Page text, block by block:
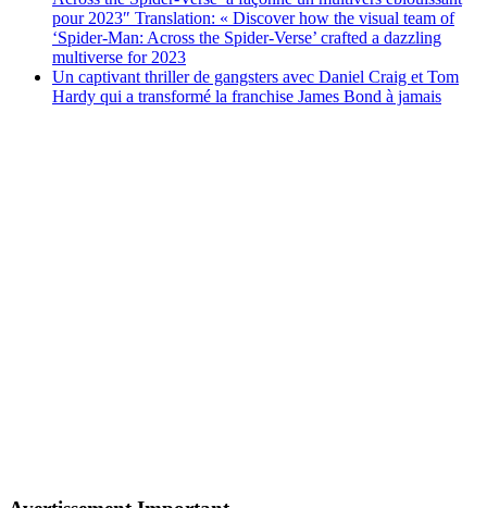
pour 2023″ Translation: « Discover how the visual team of
‘Spider-Man: Across the Spider-Verse’ crafted a dazzling
multiverse for 2023
Un captivant thriller de gangsters avec Daniel Craig et Tom
Hardy qui a transformé la franchise James Bond à jamais